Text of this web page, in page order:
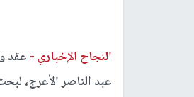
النجاح الإخباري - عقد
عبد الناصر الأعرج،